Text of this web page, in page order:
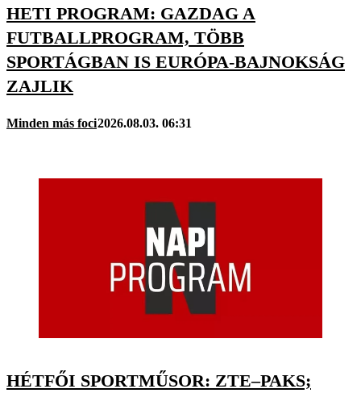
HETI PROGRAM: GAZDAG A
FUTBALLPROGRAM, TÖBB
SPORTÁGBAN IS EURÓPA-BAJNOKSÁG
ZAJLIK
Minden más foci2026.08.03. 06:31
HÉTFŐI SPORTMŰSOR: ZTE–PAKS;